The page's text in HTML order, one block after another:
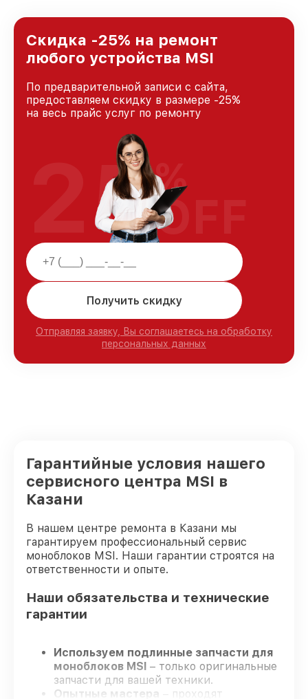
Скидка -25% на ремонт
любого устройства MSI
По предварительной записи с сайта,
предоставляем скидку в размере -25%
на весь прайс услуг по ремонту
Получить скидку
Отправляя заявку, Вы соглашаетесь на обработку
персональных данных
25%
OFF
Гарантийные условия нашего
сервисного центра MSI в
Казани
В нашем центре ремонта в Казани мы
гарантируем профессиональный сервис
моноблоков MSI. Наши гарантии строятся на
ответственности и опыте.
Наши обязательства и технические
гарантии
Используем подлинные запчасти для
моноблоков MSI – только оригинальные
запчасти для вашей техники.
Опытные мастера
– проходят